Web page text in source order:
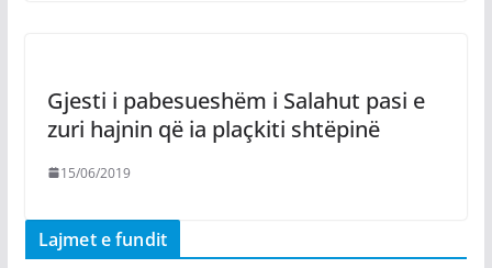
Gjesti i pabesueshëm i Salahut pasi e
zuri hajnin që ia plaçkiti shtëpinë
15/06/2019
Lajmet e fundit